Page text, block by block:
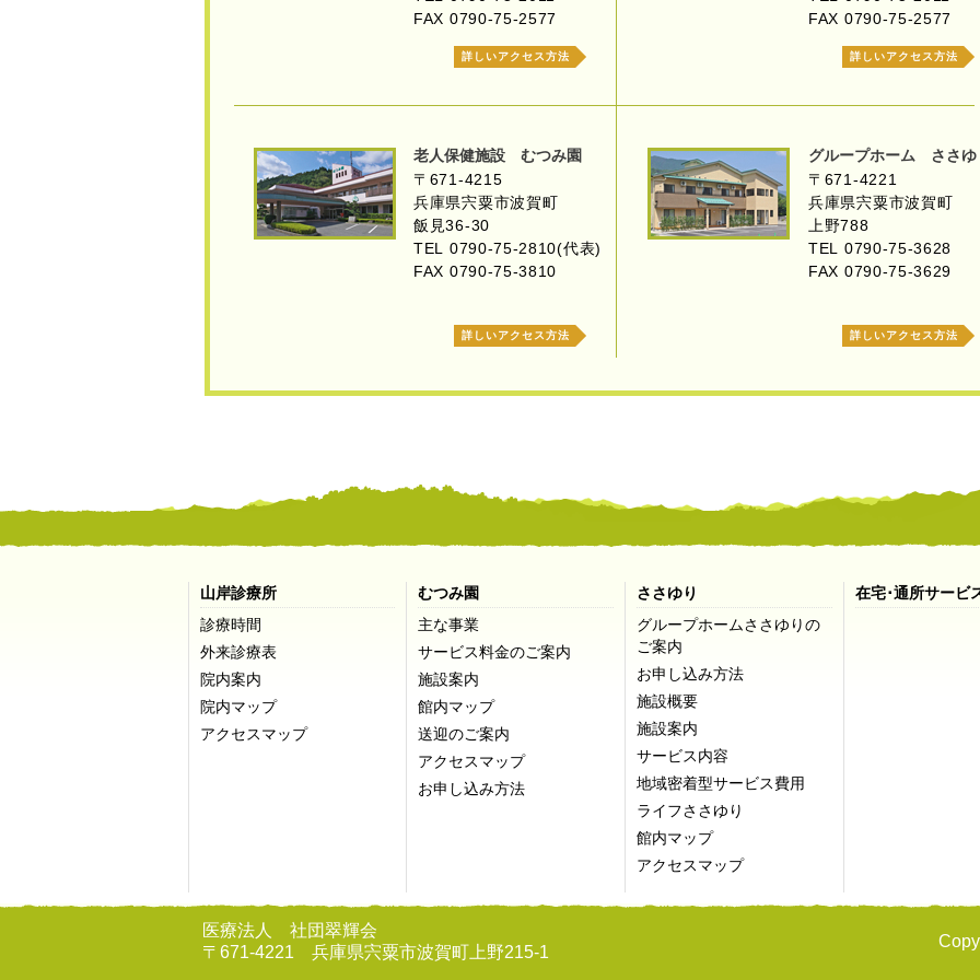
FAX 0790-75-2577
詳しいアクセス方法
FAX 0790-75-2577
詳しいアクセス方法
老人保健施設 むつみ園
〒671-4215
兵庫県宍粟市波賀町
飯見36-30
TEL 0790-75-2810(代表)
FAX 0790-75-3810
詳しいアクセス方法
グループホーム ささゆ
〒671-4221
兵庫県宍粟市波賀町
上野788
TEL 0790-75-3628
FAX 0790-75-3629
詳しいアクセス方法
山岸診療所
診療時間
外来診療表
院内案内
院内マップ
アクセスマップ
むつみ園
主な事業
サービス料金のご案内
施設案内
館内マップ
送迎のご案内
アクセスマップ
お申し込み方法
ささゆり
グループホームささゆりの
ご案内
お申し込み方法
施設概要
施設案内
サービス内容
地域密着型サービス費用
ライフささゆり
館内マップ
アクセスマップ
在宅･通所サービ
医療法人 社団翠輝会
〒671-4221 兵庫県宍粟市波賀町上野215-1